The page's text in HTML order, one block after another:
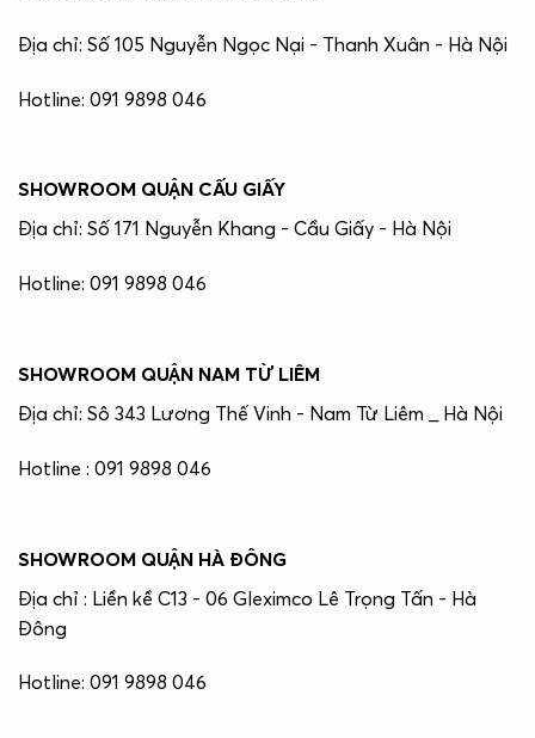
Địa chỉ: Số 105 Nguyễn Ngọc Nại - Thanh Xuân - Hà Nội
Hotline: 091 9898 046
SHOWROOM QUẬN CẤU GIẤY
Địa chỉ: Số 171 Nguyễn Khang - Cầu Giấy - Hà Nội
Hotline: 091 9898 046
SHOWROOM QUẬN NAM TỪ LIÊM
Địa chỉ: Sô 343 Lương Thế Vinh - Nam Từ Liêm _ Hà Nội
Hotline : 091 9898 046
SHOWROOM QUẬN HÀ ĐÔNG
Địa chỉ : Liền kề C13 - 06 Gleximco Lê Trọng Tấn - Hà
Đông
Hotline: 091 9898 046